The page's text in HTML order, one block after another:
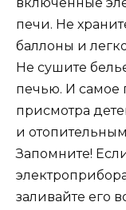
печи. Не
баллоны и
Не сушите
печью. И самое
присмотра
и
Запомните!
заливайте его